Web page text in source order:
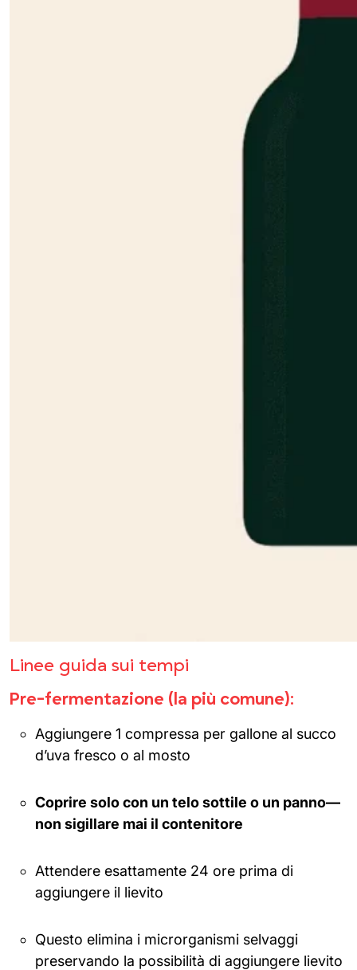
Linee guida sui tempi
Pre-fermentazione (la più comune):
Aggiungere 1 compressa per gallone al succo
d’uva fresco o al mosto
Coprire solo con un telo sottile o un panno—
non sigillare mai il contenitore
Attendere esattamente 24 ore prima di
aggiungere il lievito
Questo elimina i microrganismi selvaggi
preservando la possibilità di aggiungere lievito